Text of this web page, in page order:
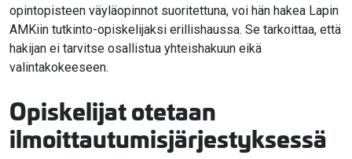
opintopisteen väyläopinnot suoritettuna, voi hän hakea Lapin
AMKiin tutkinto-opiskelijaksi erillishaussa. Se tarkoittaa, että
hakijan ei tarvitse osallistua yhteishakuun eikä
valintakokeeseen.
Opiskelijat otetaan
ilmoittautumisjärjestyksessä